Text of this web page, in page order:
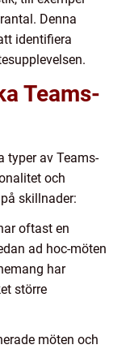
Denna
identifiera
Teams-
typer av Teams-
och
skillnader:
oftast en
ad hoc-möten
har
större
möten och